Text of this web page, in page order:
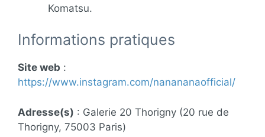
Komatsu.
Informations pratiques
Site web :
https://www.instagram.com/nanananaofficial/
Adresse(s) : Galerie 20 Thorigny (20 rue de
Thorigny, 75003 Paris)